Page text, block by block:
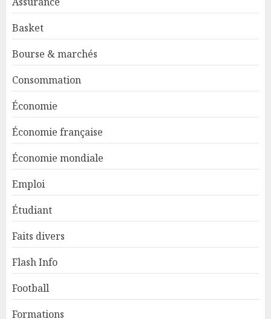
Basket
Bourse & marchés
Consommation
Économie
Économie française
Économie mondiale
Emploi
Étudiant
Faits divers
Flash Info
Football
Formations